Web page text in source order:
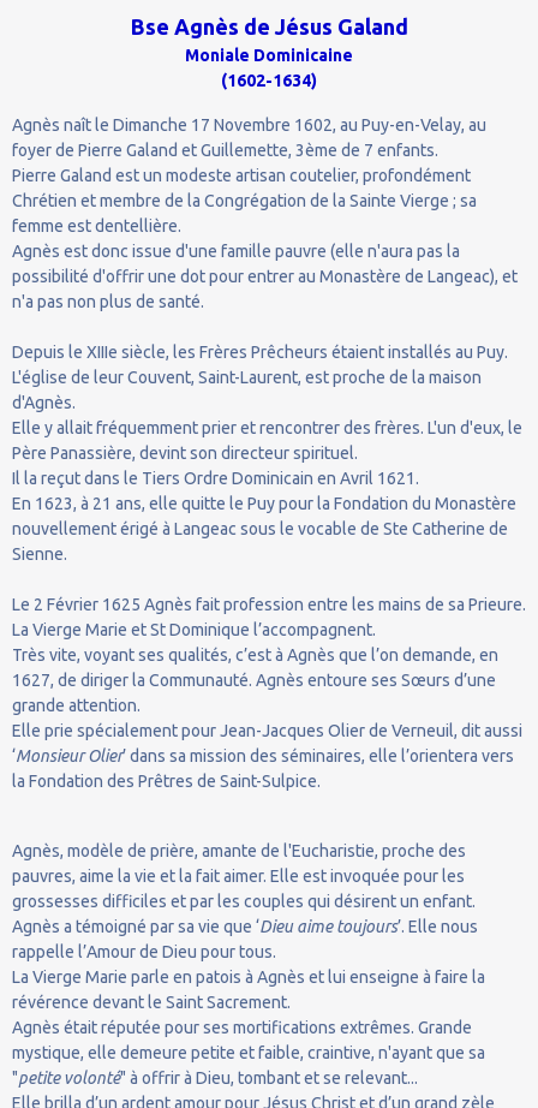
Bse Agnès de Jésus Galand
Moniale Dominicaine
(1602-1634)
Agnès naît le Dimanche 17 Novembre 1602, au Puy-en-Velay, au
foyer de Pierre Galand et Guillemette, 3ème de 7 enfants.
Pierre Galand est un modeste artisan coutelier, profondément
Chrétien et membre de la Congrégation de la Sainte Vierge ; sa
femme est dentellière.
Agnès est donc issue d'une famille pauvre (elle n'aura pas la
possibilité d'offrir une dot pour entrer au Monastère de Langeac), et
n'a pas non plus de santé.
Depuis le XIIIe siècle, les Frères Prêcheurs étaient installés au Puy.
L'église de leur Couvent, Saint-Laurent, est proche de la maison
d'Agnès.
Elle y allait fréquemment prier et rencontrer des frères. L'un d'eux, le
Père Panassière, devint son directeur spirituel.
Il la reçut dans le Tiers Ordre Dominicain en Avril 1621.
En 1623, à 21 ans, elle quitte le Puy pour la Fondation du Monastère
nouvellement érigé à Langeac sous le vocable de Ste Catherine de
Sienne.
Le 2 Février 1625 Agnès fait profession entre les mains de sa Prieure.
La Vierge Marie et St Dominique l’accompagnent.
Très vite, voyant ses qualités, c’est à Agnès que l’on demande, en
1627, de diriger la Communauté. Agnès entoure ses Sœurs d’une
grande attention.
Elle prie spécialement pour Jean-Jacques Olier de Verneuil, dit aussi
‘Monsieur Olier’ dans sa mission des séminaires, elle l’orientera vers
la Fondation des Prêtres de Saint-Sulpice.
Agnès, modèle de prière, amante de l'Eucharistie, proche des
pauvres, aime la vie et la fait aimer. Elle est invoquée pour les
grossesses difficiles et par les couples qui désirent un enfant.
Agnès a témoigné par sa vie que ‘Dieu aime toujours’. Elle nous
rappelle l’Amour de Dieu pour tous.
La Vierge Marie parle en patois à Agnès et lui enseigne à faire la
révérence devant le Saint Sacrement.
Agnès était réputée pour ses mortifications extrêmes. Grande
mystique, elle demeure petite et faible, craintive, n'ayant que sa
"petite volonté" à offrir à Dieu, tombant et se relevant...
Elle brilla d’un ardent amour pour Jésus Christ et d’un grand zèle